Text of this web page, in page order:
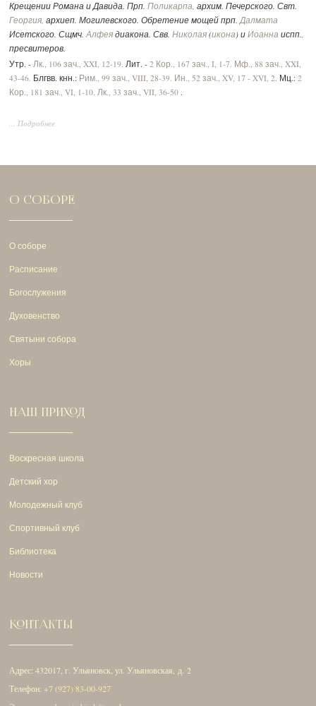
Крещении Романа и Давида. Прп.Поликарпа, архим. Печерского. Свт.
Георгия, архиеп. Могилевского. Обретение мощей прп.Далмата
Исетского. Сщмч.Алфея диакона. Свв.Николая (икона) иИоанна испп.,
пресвитеров.
Утр. -Лк., 106 зач., XXI, 12-19. Лит. -2 Кор., 167 зач., I, 1-7. Мф., 88 зач., XXI,
43-46. Блгвв. кнн.: Рим., 99 зач., VIII, 28-39. Ин., 52 зач., XV, 17 - XVI, 2. Мц.:2
Кор., 181 зач., VI, 1-10. Лк., 33 зач., VII, 36-50 .
... Подробнее
О СОБОРЕ
О соборе
Расписание
Богослужения
Духовенство
Святыни собора
Хоры
НАШ ПРИХОД
Воскресная школа
Детский хор
Молодежный клуб
Спортивный клуб
Библиотека
Новости
КОНТАКТЫ
Адрес: 432017, г. Ульяновск, ул. Ульяновская, д. 2
Телефон:+7 (927) 83-00-927